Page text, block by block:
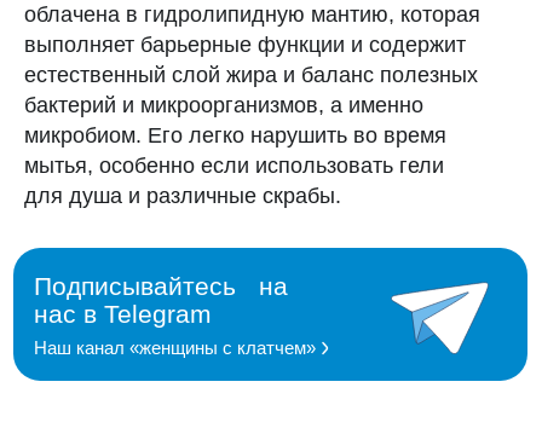
облачена в гидролипидную мантию, которая
выполняет барьерные функции и содержит
естественный слой жира и баланс полезных
бактерий и микроорганизмов, а именно
микробиом. Его легко нарушить во время
мытья, особенно если использовать гели
для душа и различные скрабы.